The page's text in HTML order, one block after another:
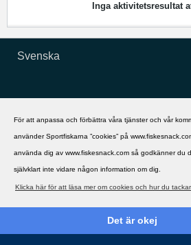
För att anpassa och förbättra våra tjänster och vår
använder Sportfiskarna ”cookies” på
använda dig av www.fiskesnack.com så godkänner du
självklart inte vidare någon information om dig.
Klicka här för att läsa mer om cookies och hur du tackar
Det är okej
Inga aktivitetsresultat
Svenska
Copyright ©2002 - 2021, FiskeSnack.com.
Copyright © 2026 MH Sub I,
All times are GMT+1.